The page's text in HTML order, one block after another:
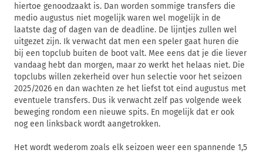
hiertoe genoodzaakt is. Dan worden sommige transfers die
medio augustus niet mogelijk waren wel mogelijk in de
laatste dag of dagen van de deadline. De lijntjes zullen wel
uitgezet zijn. Ik verwacht dat men een speler gaat huren die
bij een topclub buiten de boot valt. Mee eens dat je die liever
vandaag hebt dan morgen, maar zo werkt het helaas niet. Die
topclubs willen zekerheid over hun selectie voor het seizoen
2025/2026 en dan wachten ze het liefst tot eind augustus met
eventuele transfers. Dus ik verwacht zelf pas volgende week
beweging rondom een nieuwe spits. En mogelijk dat er ook
nog een linksback wordt aangetrokken.
Het wordt wederom zoals elk seizoen weer een spannende 1,5